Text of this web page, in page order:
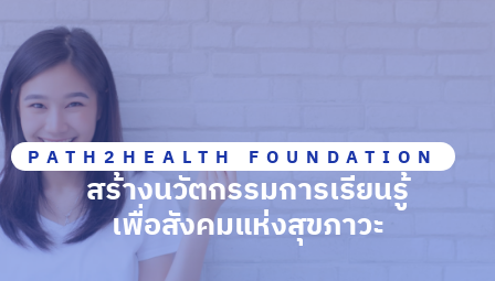
PATH2HEALTH FOUNDATION
สร้างนวัตกรรมการเรียนรู้
เพื่อสังคมแห่งสุขภาวะ